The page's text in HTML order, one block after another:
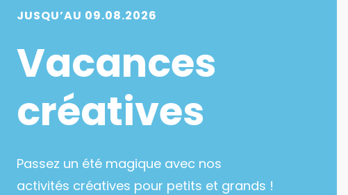
JUSQU’AU 09.08.2026
Vacances
créatives
Passez un été magique avec nos
activités créatives pour petits et grands !